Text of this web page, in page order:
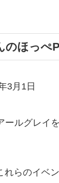
のほっぺ
3月1日
ールグレイ
れらのイベ